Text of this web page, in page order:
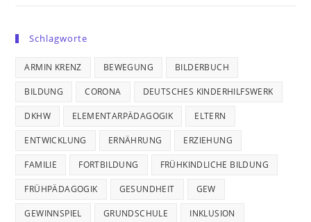
Schlagworte
ARMIN KRENZ BEWEGUNG BILDERBUCH
BILDUNG CORONA DEUTSCHES KINDERHILFSWERK
DKHW ELEMENTARPÄDAGOGIK ELTERN
ENTWICKLUNG ERNÄHRUNG ERZIEHUNG
FAMILIE FORTBILDUNG FRÜHKINDLICHE BILDUNG
FRÜHPÄDAGOGIK GESUNDHEIT GEW
GEWINNSPIEL GRUNDSCHULE INKLUSION